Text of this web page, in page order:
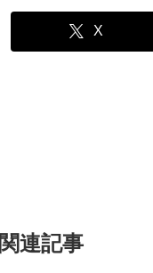
X
関連記事